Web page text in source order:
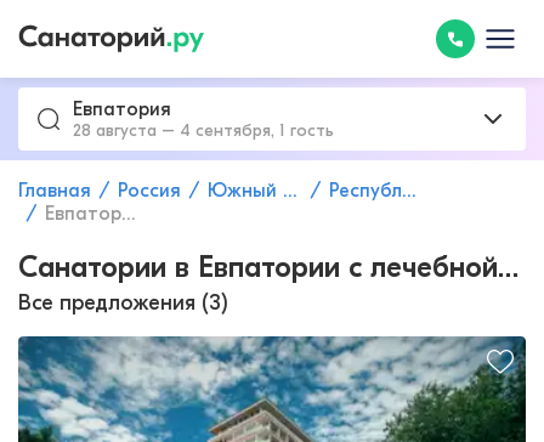
Евпатория
28 августа – 4 сентября, 1 гость
Главная Россия Южный федеральный округ
Республика Крым
Евпатория
Санатории в Евпатории с лечебной грязью
Все предложения (3)